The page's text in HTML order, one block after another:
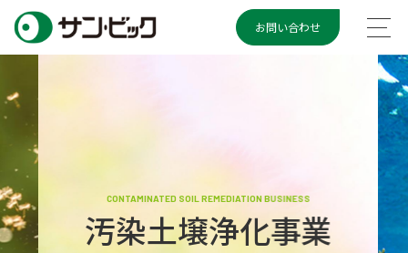
お問い合わせ
CONTAMINATED SOIL REMEDIATION BUSINESS
汚染土壌浄化事業